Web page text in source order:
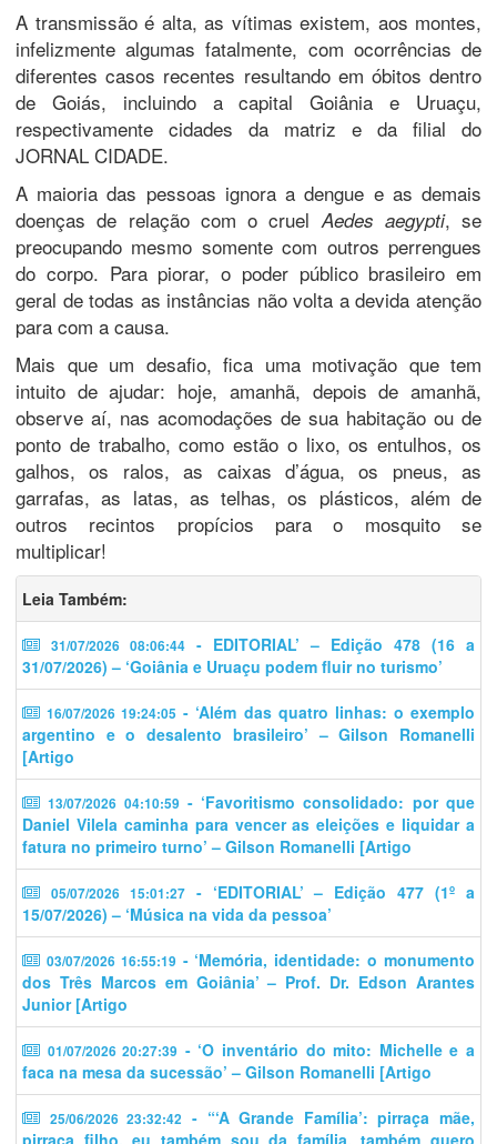
A transmissão é alta, as vítimas existem, aos montes,
infelizmente algumas fatalmente, com ocorrências de
diferentes casos recentes resultando em óbitos dentro
de Goiás, incluindo a capital Goiânia e Uruaçu,
respectivamente cidades da matriz e da filial do
JORNAL CIDADE.
A maioria das pessoas ignora a dengue e as demais
doenças de relação com o cruelAedes aegypti, se
preocupando mesmo somente com outros perrengues
do corpo. Para piorar, o poder público brasileiro em
geral de todas as instâncias não volta a devida atenção
para com a causa.
Mais que um desafio, fica uma motivação que tem
intuito de ajudar: hoje, amanhã, depois de amanhã,
observe aí, nas acomodações de sua habitação ou de
ponto de trabalho, como estão o lixo, os entulhos, os
galhos, os ralos, as caixas d’água, os pneus, as
garrafas, as latas, as telhas, os plásticos, além de
outros recintos propícios para o mosquito se
multiplicar!
Leia Também:
31/07/2026 08:06:44 - EDITORIAL’ – Edição 478 (16 a
31/07/2026) – ‘Goiânia e Uruaçu podem fluir no turismo’
16/07/2026 19:24:05 - ‘Além das quatro linhas: o exemplo
argentino e o desalento brasileiro’ – Gilson Romanelli
[Artigo
13/07/2026 04:10:59 - ‘​​Favoritismo consolidado: por que
Daniel Vilela caminha para vencer as eleições e liquidar a
fatura no primeiro turno’ – Gilson Romanelli [Artigo
05/07/2026 15:01:27- ‘EDITORIAL’ – Edição 477 (1º a
15/07/2026) – ‘Música na vida da pessoa’
03/07/2026 16:55:19 - ‘Memória, identidade: o monumento
dos Três Marcos em Goiânia’ – Prof. Dr. Edson Arantes
Junior [Artigo
01/07/2026 20:27:39 - ‘O inventário do mito: Michelle e a
faca na mesa da sucessão’ – Gilson Romanelli [Artigo
25/06/2026 23:32:42 - “‘A Grande Família’: pirraça mãe,